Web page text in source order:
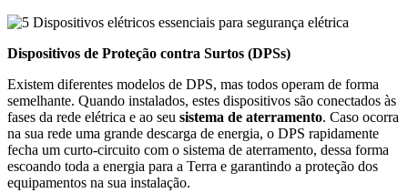
Dispositivos de Proteção contra Surtos (DPSs)
Existem diferentes modelos de DPS, mas todos operam de forma
semelhante. Quando instalados, estes dispositivos são conectados às
fases da rede elétrica e ao seu sistema de aterramento. Caso ocorra
na sua rede uma grande descarga de energia, o DPS rapidamente
fecha um curto-circuito com o sistema de aterramento, dessa forma
escoando toda a energia para a Terra e garantindo a proteção dos
equipamentos na sua instalação.